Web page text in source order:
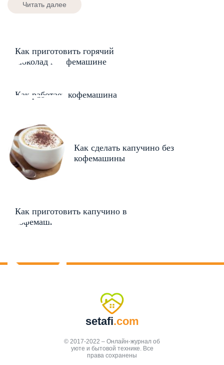
Читать далее
Как приготовить горячий
шоколад в кофемашине
Как работает кофемашина
Как сделать капучино без
кофемашины
Как приготовить капучино в
кофемашине
setafi.com
© 2017-2022 – Онлайн-журнал об
уюте и бытовой технике. Все
права сохранены